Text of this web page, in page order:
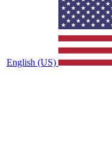
English (US)